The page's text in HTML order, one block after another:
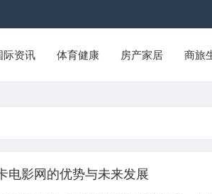
际资讯 体育健康 房产家居 商旅
电影网的优势与未来发展